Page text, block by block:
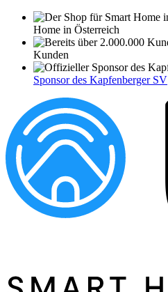
Home in Österreich
Kunden
Sponsor des Kapfenberger SV